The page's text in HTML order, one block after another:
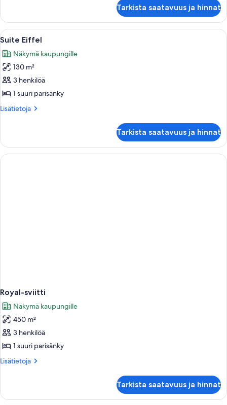
Signature
Tarkista saatavuus ja hinnat
Avaa
kaikki
huonetyypin
Suite
Eiffel
kuvat
Huone, josta on näkymä Eiffel-
5
Suite Eiffel
Näkymä kaupungille
130 m²
3 henkilöä
1 suuri parisänky
Lisätietoja
Lisätietoja
Tarkista saatavuus ja hinnat
Royal-sviitti
Näkymä kaupungille
450 m²
3 henkilöä
1 suuri parisänky
Lisätietoja
Lisätietoja
Tarkista saatavuus ja hinnat